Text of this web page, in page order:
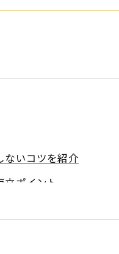
ないコツを紹介
ポイント
心確保の工夫